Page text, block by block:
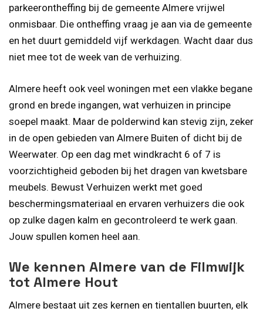
parkeerontheffing bij de gemeente Almere vrijwel
onmisbaar. Die ontheffing vraag je aan via de gemeente
en het duurt gemiddeld vijf werkdagen. Wacht daar dus
niet mee tot de week van de verhuizing.
Almere heeft ook veel woningen met een vlakke begane
grond en brede ingangen, wat verhuizen in principe
soepel maakt. Maar de polderwind kan stevig zijn, zeker
in de open gebieden van Almere Buiten of dicht bij de
Weerwater. Op een dag met windkracht 6 of 7 is
voorzichtigheid geboden bij het dragen van kwetsbare
meubels. Bewust Verhuizen werkt met goed
beschermingsmateriaal en ervaren verhuizers die ook
op zulke dagen kalm en gecontroleerd te werk gaan.
Jouw spullen komen heel aan.
We kennen Almere van de Filmwijk
tot Almere Hout
Almere bestaat uit zes kernen en tientallen buurten, elk